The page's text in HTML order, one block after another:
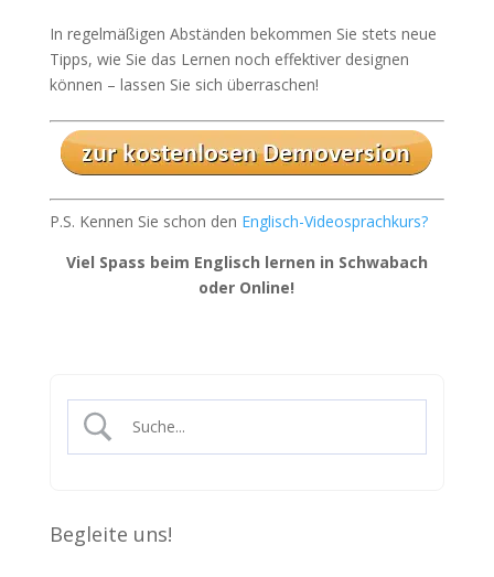
In regelmäßigen Abständen bekommen Sie stets neue
Tipps, wie Sie das Lernen noch effektiver designen
können – lassen Sie sich überraschen!
P.S. Kennen Sie schon den Englisch-Videosprachkurs?
Viel Spass beim Englisch lernen in Schwabach
oder Online!
Begleite uns!